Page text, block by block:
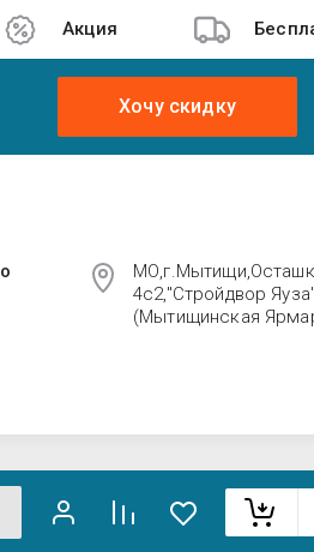
Акция
Хочу скидку
4с2,"Стройдвор Яуза"
(Мытищинская